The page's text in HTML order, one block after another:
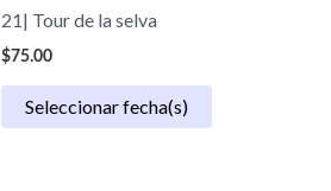
21| Tour de la selva
$75.00
Seleccionar fecha(s)